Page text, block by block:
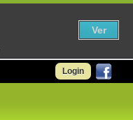
Login
Ver